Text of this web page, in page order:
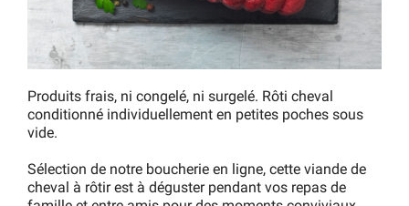
Produits frais, ni congelé, ni surgelé. Rôti cheval
conditionné individuellement en petites poches sous
vide.
Sélection de notre boucherie en ligne, cette viande de
cheval à rôtir est à déguster pendant vos repas de